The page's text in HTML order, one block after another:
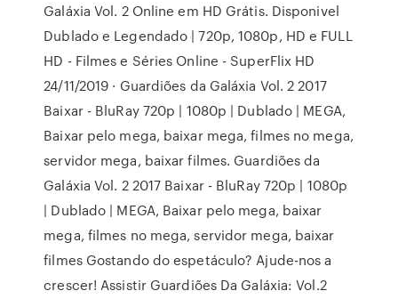
Galáxia Vol. 2 Online em HD Grátis. Disponivel
Dublado e Legendado | 720p, 1080p, HD e FULL
HD - Filmes e Séries Online - SuperFlix HD
24/11/2019 · Guardiões da Galáxia Vol. 2 2017
Baixar - BluRay 720p | 1080p | Dublado | MEGA,
Baixar pelo mega, baixar mega, filmes no mega,
servidor mega, baixar filmes. Guardiões da
Galáxia Vol. 2 2017 Baixar - BluRay 720p | 1080p
| Dublado | MEGA, Baixar pelo mega, baixar
mega, filmes no mega, servidor mega, baixar
filmes Gostando do espetáculo? Ajude-nos a
crescer! Assistir Guardiões Da Galáxia: Vol.2